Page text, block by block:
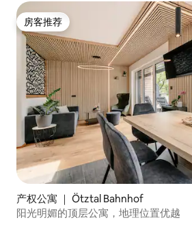
房客推荐
房客推荐
产权公寓 ｜ Ötztal Bahnhof
阳光明媚的顶层公寓，地理位置优越